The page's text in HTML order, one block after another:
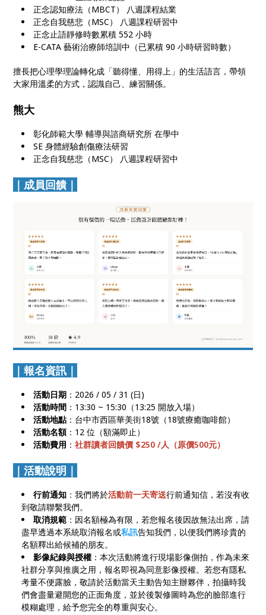
正念認知療法（MBCT） 八週課程結業
正念自我慈悲（MSC） 八週課程研習中
正念止語靜修時數累積 552 小時
E-CATA 藝術治療師培訓中（已累積 90 小時研習時數）
擅長把心理學理論轉化成「聽得懂、用得上」的生活語言，帶領
大家用溫柔的方式，認識自己、練習關係。
熊大
彰化師範大學 輔導與諮商研究所 在學中
SE 身體經驗創傷療法研習
正念自我慈悲（MSC） 八週課程研習中
｜成員回饋｜
｜報名資訊｜
活動日期 ：2026 / 05 / 31 (日)
活動時間 ：13:30 ~ 15:30（13:25 開放入場）
活動地點：台中市西區華美街18號（18號療癒咖啡館）
活動名額：12 位（額滿即止）
活動費用 ：社群讀者回饋價 $250 /人（原價500元）
｜活動說明｜
行前通知 ：我們將於活動前一天寄送行前通知信，若沒有收
到敬請聯繫我們。
取消規範 ：因名額極為有限，若您報名後因故無法出席，請
盡早透過本系統取消報名或私訊告知我們，以便我們將珍貴的
名額釋出給候補的朋友。
影像紀錄與授權 ：本次活動將進行現場影像側拍，作為未來
社群分享與推廣之用，報名即視為同意影像授權。若您有隱私
考量不便露臉，敬請於活動當天主動告知主辦夥伴，拍攝時我
們會盡量避開您的正面角度，並於後製修圖時為您的臉部進行
模糊處理，給予您完全的尊重與安心。